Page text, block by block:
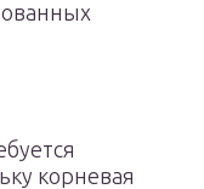
корневая